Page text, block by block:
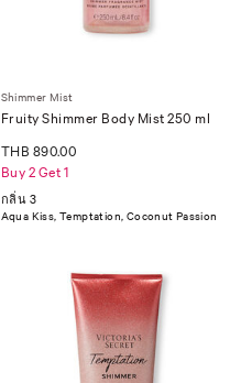
Shimmer Mist
Fruity Shimmer Body Mist 250 ml
THB 890.00
Buy 2 Get 1
กลิ่น 3
Aqua Kiss, Temptation, Coconut Passion